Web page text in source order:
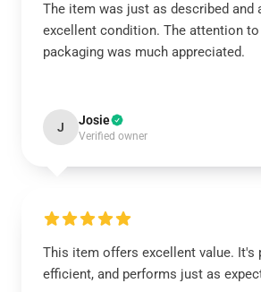
The item was just as described and
excellent condition. The attention
packaging was much appreciated.
J Josie
Verified owner
This item offers excellent value. It's
efficient, and performs just as